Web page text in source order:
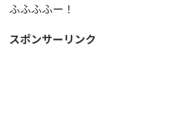
ふふふふー！
スポンサーリンク